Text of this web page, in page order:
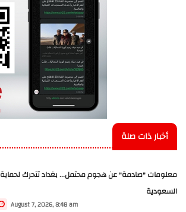
أخبار ذات صلة
معلومات "صادمة" عن هجوم محتمل... بغداد تتحرك لحماية
السعودية
August 7, 2026, 8:48 am